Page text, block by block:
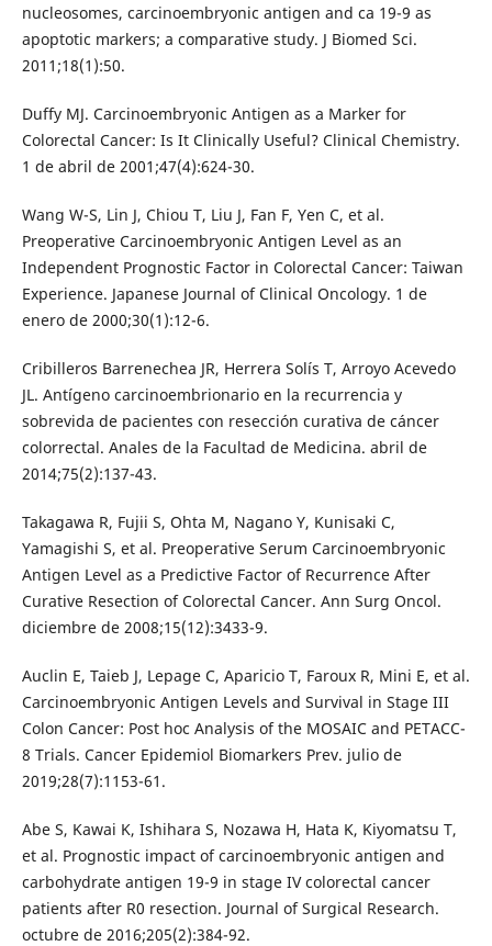
nucleosomes, carcinoembryonic antigen and ca 19-9 as
apoptotic markers; a comparative study. J Biomed Sci.
2011;18(1):50.
Duffy MJ. Carcinoembryonic Antigen as a Marker for
Colorectal Cancer: Is It Clinically Useful? Clinical Chemistry.
1 de abril de 2001;47(4):624-30.
Wang W-S, Lin J, Chiou T, Liu J, Fan F, Yen C, et al.
Preoperative Carcinoembryonic Antigen Level as an
Independent Prognostic Factor in Colorectal Cancer: Taiwan
Experience. Japanese Journal of Clinical Oncology. 1 de
enero de 2000;30(1):12-6.
Cribilleros Barrenechea JR, Herrera Solís T, Arroyo Acevedo
JL. Antígeno carcinoembrionario en la recurrencia y
sobrevida de pacientes con resección curativa de cáncer
colorrectal. Anales de la Facultad de Medicina. abril de
2014;75(2):137-43.
Takagawa R, Fujii S, Ohta M, Nagano Y, Kunisaki C,
Yamagishi S, et al. Preoperative Serum Carcinoembryonic
Antigen Level as a Predictive Factor of Recurrence After
Curative Resection of Colorectal Cancer. Ann Surg Oncol.
diciembre de 2008;15(12):3433-9.
Auclin E, Taieb J, Lepage C, Aparicio T, Faroux R, Mini E, et al.
Carcinoembryonic Antigen Levels and Survival in Stage III
Colon Cancer: Post hoc Analysis of the MOSAIC and PETACC-
8 Trials. Cancer Epidemiol Biomarkers Prev. julio de
2019;28(7):1153-61.
Abe S, Kawai K, Ishihara S, Nozawa H, Hata K, Kiyomatsu T,
et al. Prognostic impact of carcinoembryonic antigen and
carbohydrate antigen 19-9 in stage IV colorectal cancer
patients after R0 resection. Journal of Surgical Research.
octubre de 2016;205(2):384-92.